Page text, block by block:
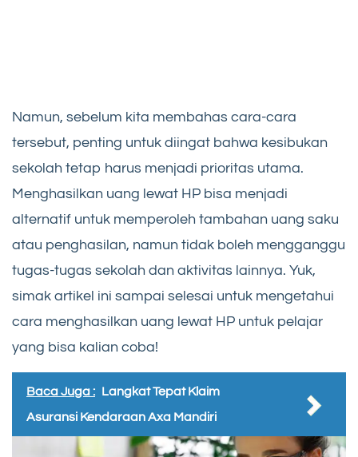
Namun, sebelum kita membahas cara-cara
tersebut, penting untuk diingat bahwa kesibukan
sekolah tetap harus menjadi prioritas utama.
Menghasilkan uang lewat HP bisa menjadi
alternatif untuk memperoleh tambahan uang saku
atau penghasilan, namun tidak boleh mengganggu
tugas-tugas sekolah dan aktivitas lainnya. Yuk,
simak artikel ini sampai selesai untuk mengetahui
cara menghasilkan uang lewat HP untuk pelajar
yang bisa kalian coba!
Baca Juga : Langkat Tepat Klaim
Asuransi Kendaraan Axa Mandiri